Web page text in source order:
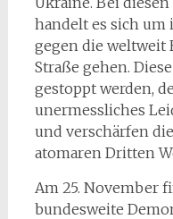
handelt es sich um
gegen die weltweit
Straße gehen.
gestoppt werden,
unermessliches
und verschärfen
atomaren Dritten
Am 25. November
bundesweite